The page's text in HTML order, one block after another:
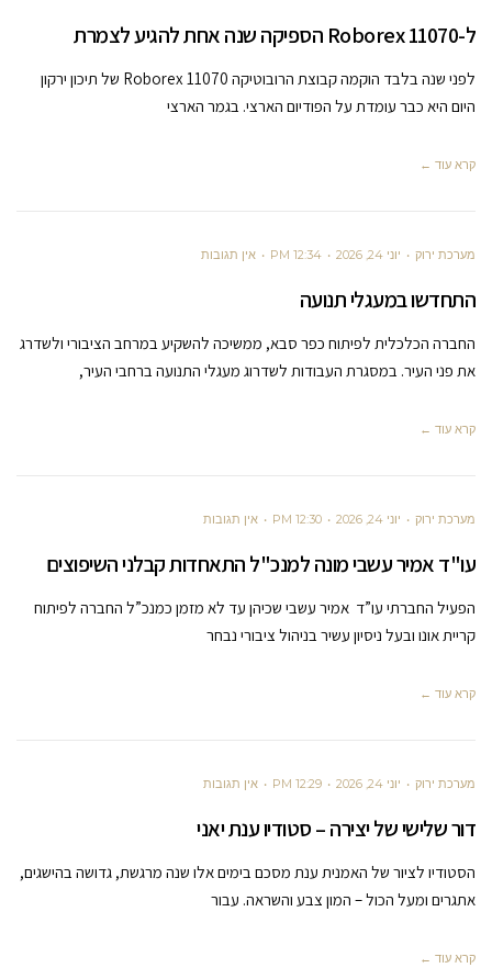
ל-Roborex 11070 הספיקה שנה אחת להגיע לצמרת
לפני שנה בלבד הוקמה קבוצת הרובוטיקה Roborex 11070 של תיכון ירקון
היום היא כבר עומדת על הפודיום הארצי. בגמר הארצי
קרא עוד ←
מערכת ירוק יוני 24, 2026 12:34 PM אין תגובות
התחדשו במעגלי תנועה
החברה הכלכלית לפיתוח כפר סבא, ממשיכה להשקיע במרחב הציבורי ולשדרג
את פני העיר. במסגרת העבודות לשדרוג מעגלי התנועה ברחבי העיר,
קרא עוד ←
מערכת ירוק יוני 24, 2026 12:30 PM אין תגובות
עו"ד אמיר עשבי מונה למנכ"ל התאחדות קבלני השיפוצים
הפעיל החברתי עו”ד אמיר עשבי שכיהן עד לא מזמן כמנכ”ל החברה לפיתוח
קריית אונו ובעל ניסיון עשיר בניהול ציבורי נבחר
קרא עוד ←
מערכת ירוק יוני 24, 2026 12:29 PM אין תגובות
דור שלישי של יצירה – סטודיו ענת יאני
הסטודיו לציור של האמנית ענת מסכם בימים אלו שנה מרגשת, גדושה בהישגים,
אתגרים ומעל הכול – המון צבע והשראה. עבור
קרא עוד ←